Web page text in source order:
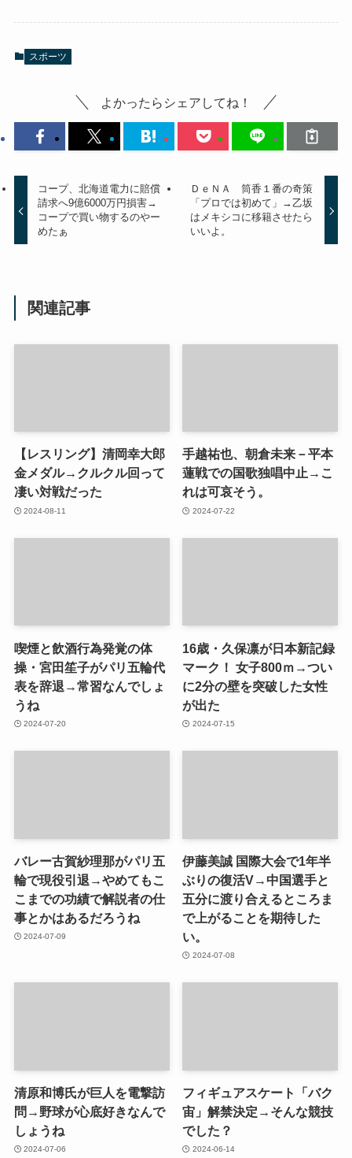
スポーツ
よかったらシェアしてね！
コープ、北海道電力に賠償
請求へ9億6000万円損害→
コープで買い物するのやー
めたぁ
ＤｅＮＡ 筒香１番の奇策
「プロでは初めて」→乙坂
はメキシコに移籍させたら
いいよ。
関連記事
【レスリング】清岡幸大郎
金メダル→クルクル回って
凄い対戦だった
2024-08-11
手越祐也、朝倉未来－平本
蓮戦での国歌独唱中止→こ
れは可哀そう。
2024-07-22
喫煙と飲酒行為発覚の体
操・宮田笙子がパリ五輪代
表を辞退→常習なんでしょ
うね
2024-07-20
16歳・久保凛が日本新記録
マーク！ 女子800ｍ→つい
に2分の壁を突破した女性
が出た
2024-07-15
バレー古賀紗理那がパリ五
輪で現役引退→やめてもこ
こまでの功績で解説者の仕
事とかはあるだろうね
2024-07-09
伊藤美誠 国際大会で1年半
ぶりの復活V→中国選手と
五分に渡り合えるところま
で上がることを期待した
い。
2024-07-08
清原和博氏が巨人を電撃訪
問→野球が心底好きなんで
しょうね
2024-07-06
フィギュアスケート「バク
宙」解禁決定→そんな競技
でした？
2024-06-14